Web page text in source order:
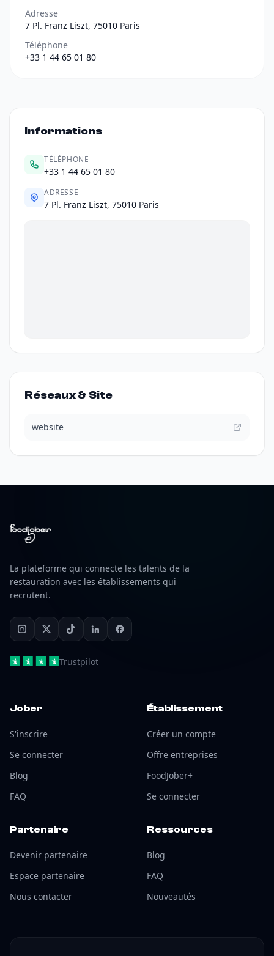
Adresse
7 Pl. Franz Liszt, 75010 Paris
Téléphone
+33 1 44 65 01 80
Informations
TÉLÉPHONE
+33 1 44 65 01 80
ADRESSE
7 Pl. Franz Liszt, 75010 Paris
Réseaux & Site
website
La plateforme qui connecte les talents de la
restauration avec les établissements qui
recrutent.
Trustpilot
Jober
S'inscrire
Se connecter
Blog
FAQ
Établissement
Créer un compte
Offre entreprises
FoodJober+
Se connecter
Partenaire
Devenir partenaire
Espace partenaire
Nous contacter
Ressources
Blog
FAQ
Nouveautés